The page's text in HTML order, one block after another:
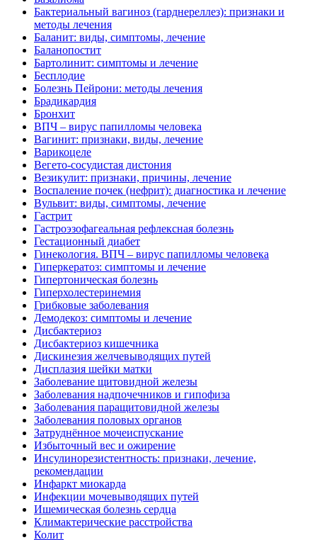
Бактериальный вагиноз (гарднереллез): признаки и
методы лечения
Баланит: виды, симптомы, лечение
Баланопостит
Бартолинит: симптомы и лечение
Бесплодие
Болезнь Пейрони: методы лечения
Брадикардия
Бронхит
ВПЧ – вирус папилломы человека
Вагинит: признаки, виды, лечение
Варикоцеле
Вегето-сосудистая дистония
Везикулит: признаки, причины, лечение
Воспаление почек (нефрит): диагностика и лечение
Вульвит: виды, симптомы, лечение
Гастрит
Гастроэзофагеальная рефлексная болезнь
Гестационный диабет
Гинекология. ВПЧ – вирус папилломы человека
Гиперкератоз: симптомы и лечение
Гипертоническая болезнь
Гиперхолестеринемия
Грибковые заболевания
Демодекоз: симптомы и лечение
Дисбактериоз
Дисбактериоз кишечника
Дискинезия желчевыводящих путей
Дисплазия шейки матки
Заболевание щитовидной железы
Заболевания надпочечников и гипофиза
Заболевания паращитовидной железы
Заболевания половых органов
Затруднённое мочеиспускание
Избыточный вес и ожирение
Инсулинорезистентность: признаки, лечение,
рекомендации
Инфаркт миокарда
Инфекции мочевыводящих путей
Ишемическая болезнь сердца
Климактерические расстройства
Колит